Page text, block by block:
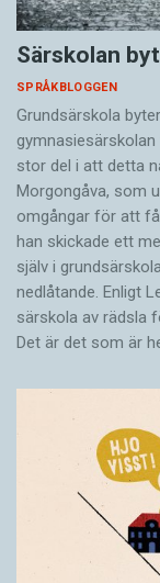
Särskolan
SPRÅKBLOGGEN
Grundsärskola
stor del i att detta
Morgongåva, som
omgångar för att
han skickade ett
själv i
nedlåtande. Enligt
särskola av rädsla
Det är det som är